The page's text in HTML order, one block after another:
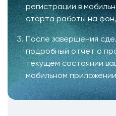
регистрации в
старта работы на
После завершения
подробный отчет о
текущем состоянии
мобильном приложении